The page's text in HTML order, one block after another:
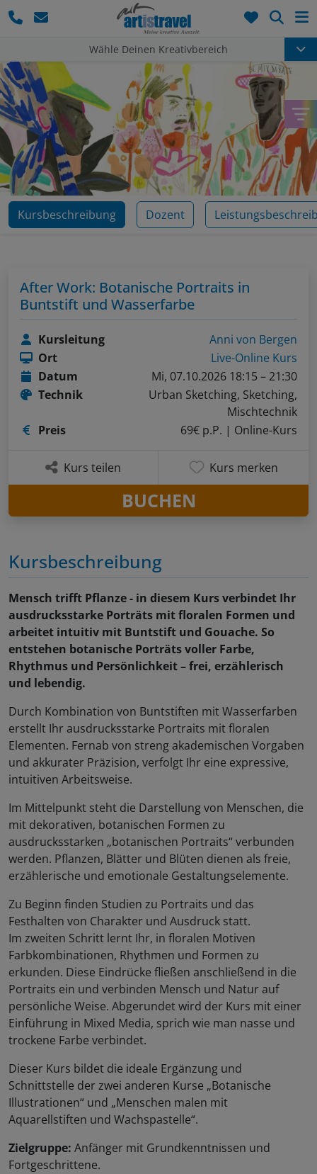
Wähle Deinen Kreativbereich
Kursbeschreibung Dozent
Kursbeschreibung
Mensch trifft Pflanze - in diesem Kurs verbindet Ihr
ausdrucksstarke Porträts mit floralen Formen und
arbeitet intuitiv mit Buntstift und Gouache. So
entstehen botanische Porträts voller Farbe,
Rhythmus und Persönlichkeit – frei, erzählerisch
und lebendig.
Durch Kombination von Buntstiften mit Wasserfarben
erstellt Ihr ausdrucksstarke Portraits mit floralen
Elementen. Fernab von streng akademischen Vorgaben
und akkurater Präzision, verfolgt Ihr eine expressive,
intuitiven Arbeitsweise.
Im Mittelpunkt steht die Darstellung von Menschen, die
mit dekorativen, botanischen Formen zu
ausdrucksstarken „botanischen Portraits“ verbunden
werden. Pflanzen, Blätter und Blüten dienen als freie,
erzählerische und emotionale Gestaltungselemente.
Zu Beginn finden Studien zu Portraits und das
Festhalten von Charakter und Ausdruck statt.
Im zweiten Schritt lernt Ihr, in floralen Motiven
Farbkombinationen, Rhythmen und Formen zu
erkunden. Diese Eindrücke fließen anschließend in die
Portraits ein und verbinden Mensch und Natur auf
persönliche Weise. Abgerundet wird der Kurs mit einer
Einführung in Mixed Media, sprich wie man nasse und
trockene Farbe verbindet.
Dieser Kurs bildet die ideale Ergänzung und
Schnittstelle der zwei anderen Kurse „Botanische
Illustrationen“ und „Menschen malen mit
Aquarellstiften und Wachspastelle“.
Zielgruppe: Anfänger mit Grundkenntnissen und
Fortgeschrittene.
After Work: Botanische Portraits in
Buntstift und Wasserfarbe
Kursleitung
Anni von Bergen
Ort
Live-Online Kurs
Datum
Mi, 07.10.2026 18:15 – 21:30
Technik
Urban Sketching, Sketching,
Mischtechnik
Preis
69€ p.P. | Online-Kurs
Kurs teilen Kurs merken
BUCHEN